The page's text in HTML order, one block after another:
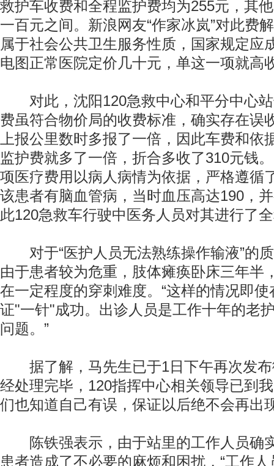
救护车收费和全程监护费均为255元，其
一百元之间。新浪网友“作家冰岚”对此费
属于社会公共卫生服务性质，国家规定应
电图正常医院定价几十元，单这一项就高
对此，沈阳120急救中心和平分中心站
费虽符合物价局的收费标准，确实存在误
上报公里数时多报了一倍，因此车费和依
监护费就多了一倍，折合多收了310元钱
项医疗费用以病人病情为依据，严格遵循
该患者有脑血管病，当时血压高达190，
此120急救车行驶中医务人员对其进行了
对于“医护人员无法熟练操作输液”的
由于患者较为危重，肢体瘫痪卧床三年半
在一定程度的穿刺难度。“这样的情况即
证"一针"成功。出诊人员是工作十年的老
问题。”
据了解，马先生已于1日下午再次发布
经处理完毕，120指挥中心相关领导已到
们也知道自己有误，保证以后绝不会再出
陈铁强表示，由于站里的工作人员确
患者造成了不必要的麻烦和困扰，“工作